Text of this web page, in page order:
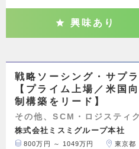
興味あり
戦略ソーシング・サプ
【プライム上場／米国
制構築をリード】
その他、SCM・ロジスティ
株式会社ミスミグループ本社
800万円 ～ 1049万円 東京都